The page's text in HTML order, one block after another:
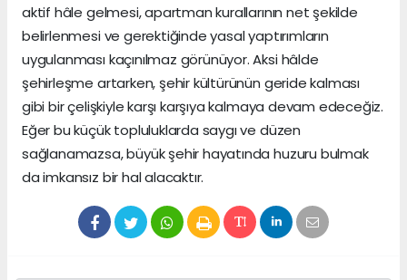
aktif hâle gelmesi, apartman kurallarının net şekilde
belirlenmesi ve gerektiğinde yasal yaptırımların
uygulanması kaçınılmaz görünüyor. Aksi hâlde
şehirleşme artarken, şehir kültürünün geride kalması
gibi bir çelişkiyle karşı karşıya kalmaya devam edeceğiz.
Eğer bu küçük topluluklarda saygı ve düzen
sağlanamazsa, büyük şehir hayatında huzuru bulmak
da imkansız bir hal alacaktır.